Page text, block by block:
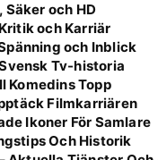
och HD
och Karriär
och Inblick
Tv-historia
Komedins Topp
Filmkarriären
Ikoner För Samlare
Och Historik